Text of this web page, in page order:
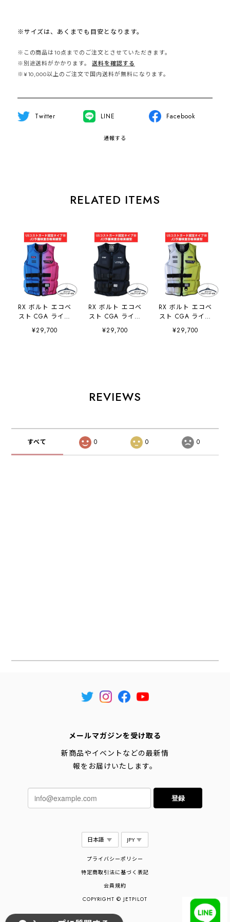
※サイズは、あくまでも目安となります。
※この商品は10点までのご注文とさせていただきます。
※別途送料がかかります。
送料を確認する
※¥10,000以上のご注文で国内送料が無料になります。
Twitter LINE Facebook
通報する
RELATED ITEMS
RX ボルト エコベ
スト CGA ライフ
ジャケット フロン
トエントリー ブル
¥29,700
RX ボルト エコベ
スト CGA ライフ
ジャケット フロン
トエントリー ブラ
¥29,700
RX ボルト エコベ
スト CGA ライフ
ジャケット フロン
トエントリー イエ
¥29,700
REVIEWS
すべて 0 0 0
メールマガジンを受け取る
新商品やイベントなどの最新情
報をお届けいたします。
登録
プライバシーポリシー
特定商取引法に基づく表記
会員規約
COPYRIGHT © JETPILOT